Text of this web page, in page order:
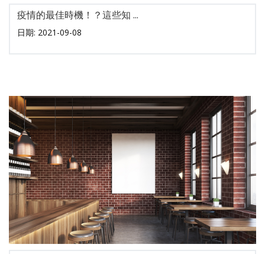
疫情的最佳時機！？這些知 ...
日期: 2021-09-08